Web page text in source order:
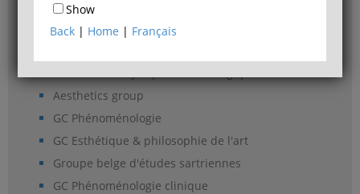
Philosophy Department Library
Aesthetics group
GC Phénoménologie
GC Esthétique & philosophie de l'art
Groupe belge d'études sartriennes
GC Phénoménologie clinique
Show
Back | Home | Français